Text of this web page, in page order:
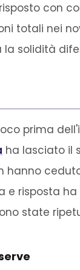
con
totali nei
solidità
prima
ha lasciato il
hanno
e risposta
state